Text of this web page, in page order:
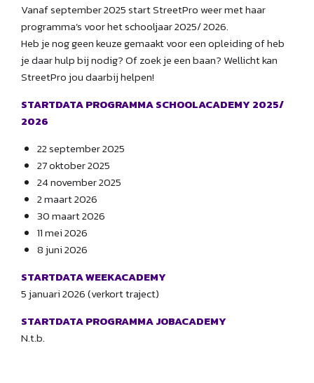
Vanaf september 2025 start StreetPro weer met haar
programma’s voor het schooljaar 2025/ 2026.
Heb je nog geen keuze gemaakt voor een opleiding of heb
je daar hulp bij nodig? Of zoek je een baan? Wellicht kan
StreetPro jou daarbij helpen!
STARTDATA PROGRAMMA SCHOOLACADEMY 2025/
2026
22 september 2025
27 oktober 2025
24 november 2025
2 maart 2026
30 maart 2026
11 mei 2026
8 juni 2026
STARTDATA WEEKACADEMY
5 januari 2026 (verkort traject)
STARTDATA PROGRAMMA JOBACADEMY
N.t.b.